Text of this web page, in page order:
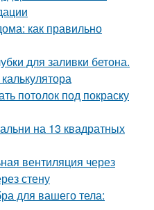
как правильно
для заливки бетона.
потолок под покраску
на 13 квадратных
вентиляция через
стену
для вашего тела: